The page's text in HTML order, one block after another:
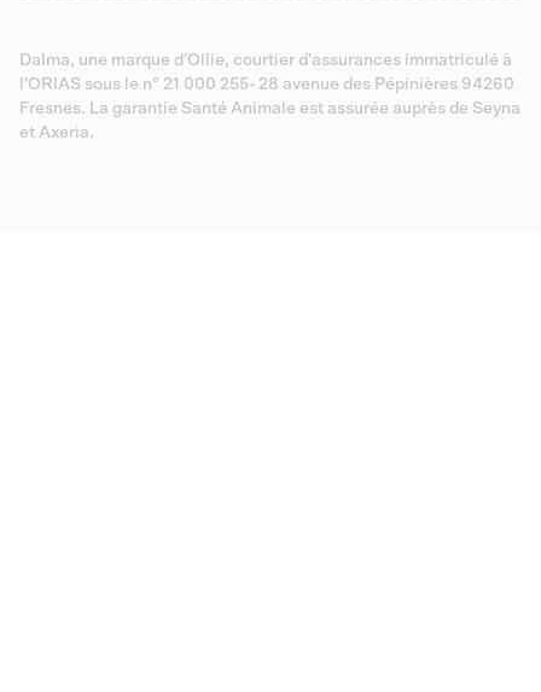
Dalma, une marque d'Ollie, courtier d'assurances immatriculé à
l'ORIAS sous le n° 21 000 255- 28 avenue des Pépinières 94260
Fresnes. La garantie Santé Animale est assurée auprès de Seyna
et Axeria.